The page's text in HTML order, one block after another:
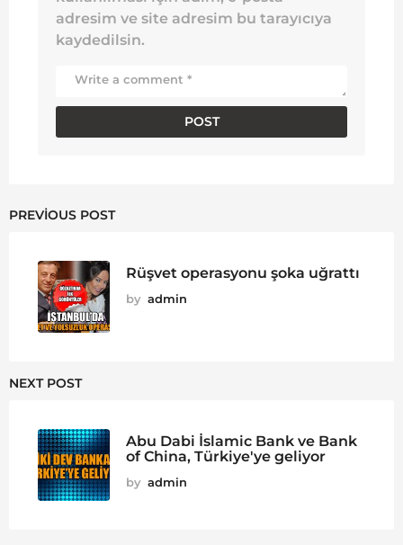
adresim ve site adresim bu tarayıcıya
kaydedilsin.
PREVIOUS POST
Rüşvet operasyonu şoka uğrattı
by admin
NEXT POST
Abu Dabi İslamic Bank ve Bank
of China, Türkiye'ye geliyor
by admin